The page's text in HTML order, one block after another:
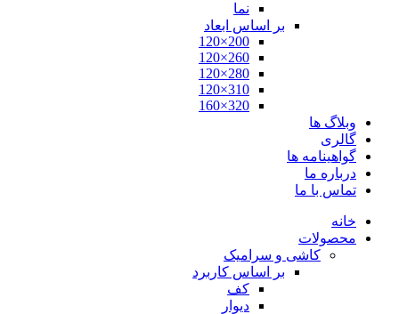
نما
بر اساس ابعاد
200×120
260×120
280×120
310×120
320×160
وبلاگ ها
گالری
گواهینامه ها
درباره ما
تماس با ما
خانه
محصولات
کاشی و سرامیک
بر اساس کاربرد
کف
دیوار